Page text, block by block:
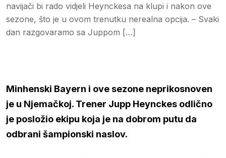
navijači bi rado vidjeli Heynckesa na klupi i nakon ove
sezone, što je u ovom trenutku nerealna opcija. – Svaki
dan razgovaramo sa Juppom […]
Minhenski Bayern i ove sezone neprikosnoven
je u Njemačkoj. Trener Jupp Heynckes odlično
je posložio ekipu koja je na dobrom putu da
odbrani šampionski naslov.